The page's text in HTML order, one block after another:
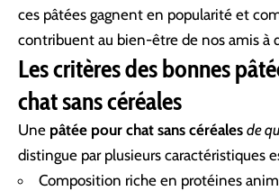
ces pâtées gagnent en popularité et
contribuent au bien-être de nos amis à
Les critères des bonnes
chat sans céréales
Une pâtée pour chat sans céréales de
distingue par plusieurs caractéristiques
Composition riche en protéines